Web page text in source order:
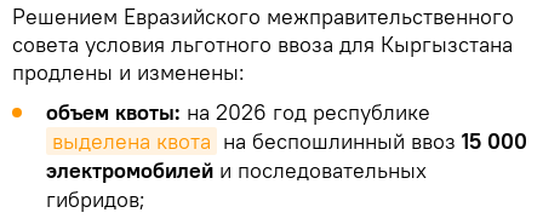
Решением Евразийского межправительственного
совета условия льготного ввоза для Кыргызстана
продлены и изменены:
объем квоты: на 2026 год республике
выделена квота на беспошлинный ввоз 15 000
электромобилей и последовательных
гибридов;